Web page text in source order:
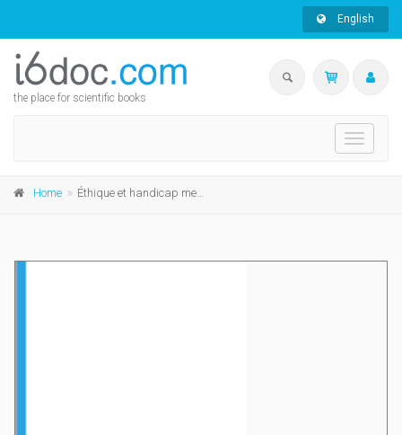
English
the place for scientific books
Toggle
Home Éthique et handicap mental